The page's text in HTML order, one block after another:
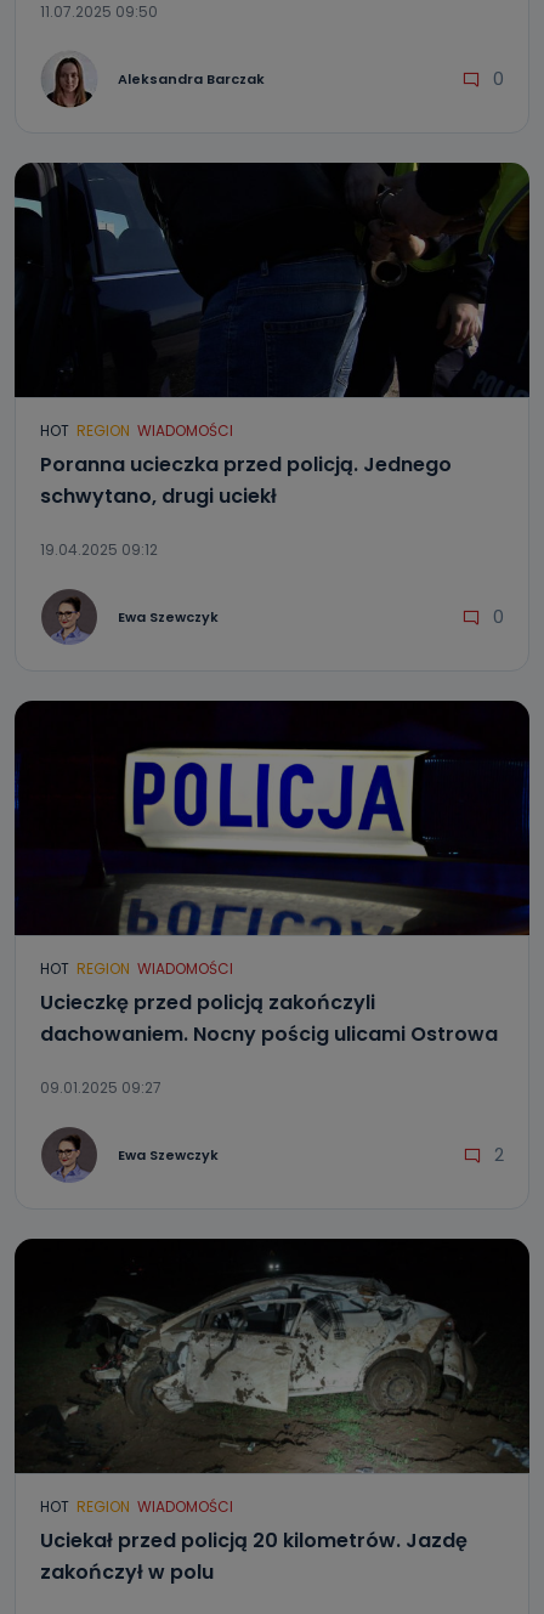
11.07.2025 09:50
Aleksandra Barczak 0
HOT REGION WIADOMOŚCI
Poranna ucieczka przed policją. Jednego
schwytano, drugi uciekł
19.04.2025 09:12
Ewa Szewczyk 0
HOT REGION WIADOMOŚCI
Ucieczkę przed policją zakończyli
dachowaniem. Nocny pościg ulicami Ostrowa
09.01.2025 09:27
Ewa Szewczyk 2
HOT REGION WIADOMOŚCI
Uciekał przed policją 20 kilometrów. Jazdę
zakończył w polu